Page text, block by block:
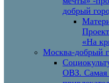
добрый
«На
Москва-добрый
ОВЗ. Самая